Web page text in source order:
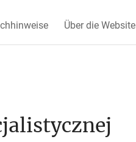
Über die Website